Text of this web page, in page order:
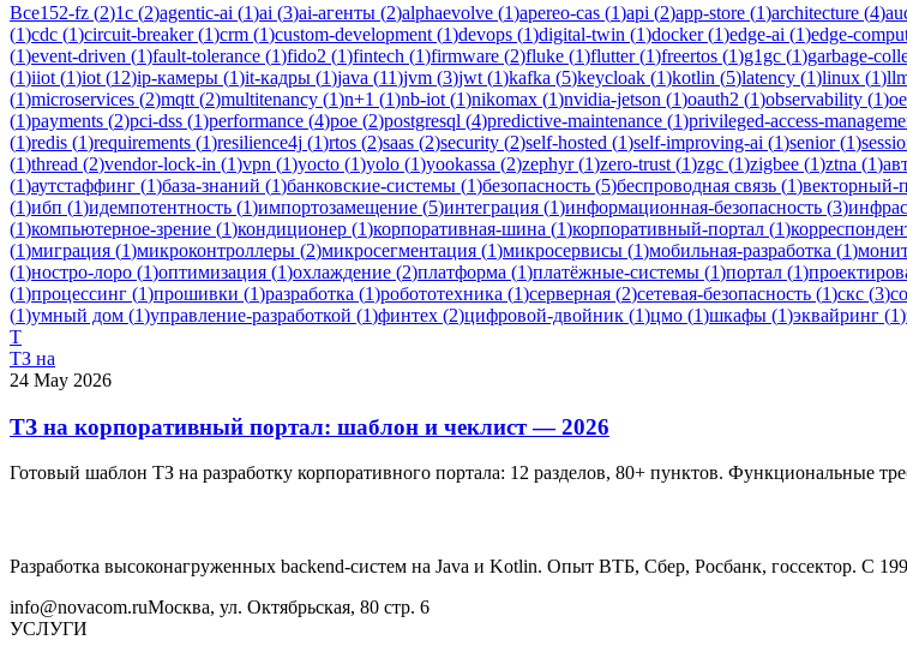
Все152-fz (2)1c (2)agentic-ai (1)ai (3)ai-агенты (2)alphaevolve (1)apereo-cas (1)api (2)app-store (1)architecture (4)
(1)cdc (1)circuit-breaker(1)crm (1)custom-development (1)devops (1)digital-twin (1)docker(1)edge-ai (1)edge-
(1)event-driven (1)fault-tolerance (1)fido2 (1)fintech (1)firmware (2)fluke (1)flutter(1)freertos (1)g1gc (1)garbage-
(1)iiot (1)iot (12)ip-камеры (1)it-кадры (1)java (11)jvm (3)jwt (1)kafka (5)keycloak (1)kotlin (5)latency (1)linux (1)
(1)microservices (2)mqtt (2)multitenancy (1)n+1 (1)nb-iot (1)nikomax (1)nvidia-jetson (1)oauth2 (1)observability (1)
(1)payments (2)pci-dss (1)performance (4)poe (2)postgresql (4)predictive-maintenance (1)privileged-access-
(1)redis (1)requirements (1)resilience4j (1)rtos (2)saas (2)security (2)self-hosted (1)self-improving-ai (1)senior(1)
(1)thread (2)vendor-lock-in (1)vpn (1)yocto (1)yolo (1)yookassa (2)zephyr(1)zero-trust (1)zgc (1)zigbee (1)ztna (1)
(1)аутстаффинг (1)база-знаний (1)банковские-системы (1)безопасность (5)беспроводная связь (1)векторный-
(1)ибп (1)идемпотентность (1)импортозамещение (5)интеграция (1)информационная-безопасность (3)
(1)компьютерное-зрение (1)кондиционер (1)корпоративная-шина (1)корпоративный-портал (1)
(1)миграция (1)микроконтроллеры (2)микросегментация (1)микросервисы (1)мобильная-разработка (1)
(1)ностро-лоро (1)оптимизация (1)охлаждение (2)платформа (1)платёжные-системы (1)портал (1)
(1)процессинг (1)прошивки (1)разработка (1)робототехника (1)серверная (2)сетевая-безопасность (1)скс (3)
(1)умный дом (1)управление-разработкой (1)финтех (2)цифровой-двойник (1)цмо (1)шкафы (1)эквайринг (1)
Т
ТЗ на
24 May 2026
ТЗ на корпоративный портал: шаблон и чеклист — 2026
Готовый шаблон ТЗ на разработку корпоративного портала: 12 разделов, 80+ пунктов. Функциональные
Разработка высоконагруженных backend-систем на Java и Kotlin. Опыт ВТБ, Сбер, Росбанк, госсектор. С
info@novacom.ruМосква, ул. Октябрьская, 80 стр. 6
УСЛУГИ